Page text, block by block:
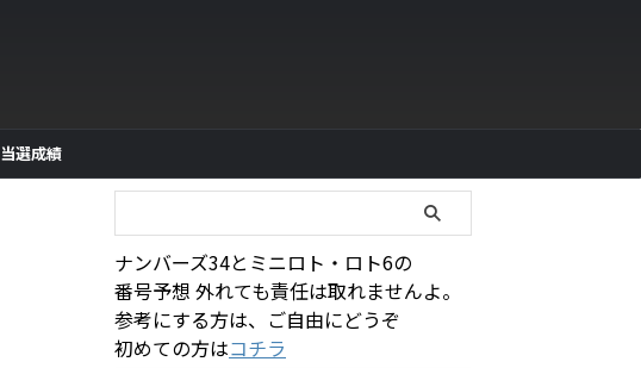
当選成績
ナンバーズ34とミニロト・ロト6の
番号予想 外れても責任は取れませんよ。
参考にする方は、ご自由にどうぞ
初めての方はコチラ